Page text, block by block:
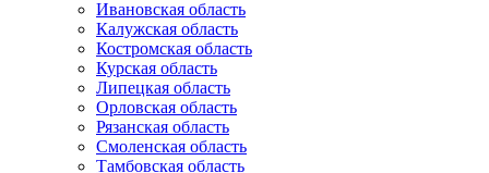
Ивановская область
Калужская область
Костромская область
Курская область
Липецкая область
Орловская область
Рязанская область
Смоленская область
Тамбовская область